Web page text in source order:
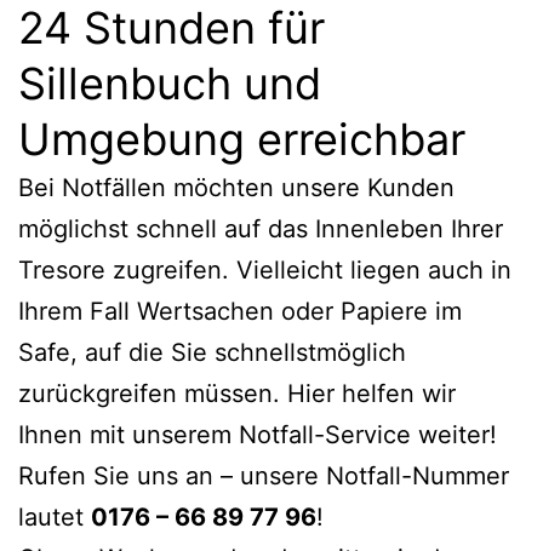
24 Stunden für
Sillenbuch und
Umgebung erreichbar
Bei Notfällen möchten unsere Kunden
möglichst schnell auf das Innenleben Ihrer
Tresore zugreifen. Vielleicht liegen auch in
Ihrem Fall Wertsachen oder Papiere im
Safe, auf die Sie schnellstmöglich
zurückgreifen müssen. Hier helfen wir
Ihnen mit unserem Notfall-Service weiter!
Rufen Sie uns an – unsere Notfall-Nummer
lautet 0176 – 66 89 77 96!